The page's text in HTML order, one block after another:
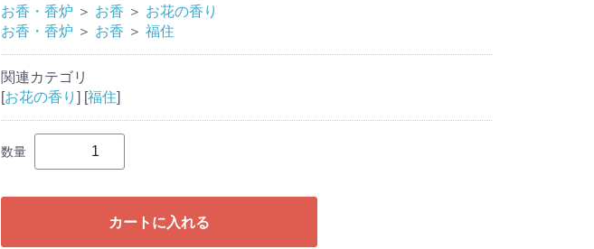
お香・香炉 ＞ お香 ＞ お花の香り
お香・香炉 ＞ お香 ＞ 福住
関連カテゴリ
[お花の香り ] [福住]
数量
カートに入れる